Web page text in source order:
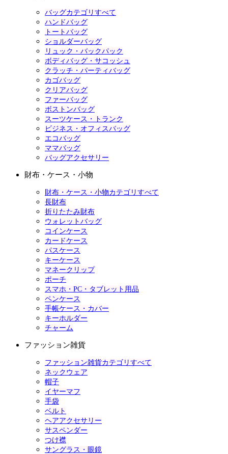
バッグカテゴリすべて
ハンドバッグ
トートバッグ
ショルダーバッグ
リュック・バックパック
ボディバッグ・サコッシュ
クラッチ・パーティバッグ
カゴバッグ
クリアバッグ
ファーバッグ
ボストンバッグ
スーツケース・トランク
ビジネス・オフィスバッグ
エコバッグ
ママバッグ
バッグアクセサリー
財布・ケース・小物
財布・ケース・小物カテゴリすべて
長財布
折りたたみ財布
ウォレットバッグ
コインケース
カードケース
パスケース
キーケース
マネークリップ
ポーチ
スマホ・PC・タブレット用品
ペンケース
手帳ケース・カバー
キーホルダー
チャーム
ファッション雑貨
ファッション雑貨カテゴリすべて
ネックウェア
帽子
イヤーマフ
手袋
ベルト
ヘアアクセサリー
サスペンダー
つけ襟
サングラス・眼鏡